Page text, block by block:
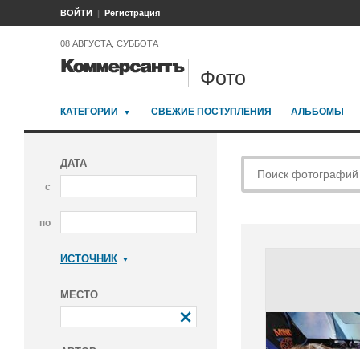
ВОЙТИ Регистрация
08 АВГУСТА, СУББОТА
Фото
КАТЕГОРИИ СВЕЖИЕ ПОСТУПЛЕНИЯ АЛЬБОМЫ
ДАТА
с
по
ИСТОЧНИК
МЕСТО